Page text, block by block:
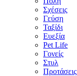
Σχέσεις
Γεύση
Ταξίδι
Ευεξία
Pet Life
Γονείς
Στυλ
Προτάσεις